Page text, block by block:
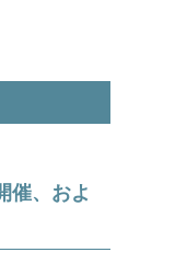
催、およ